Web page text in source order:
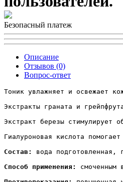
Безопасный платеж
Описание
Отзывов (0)
Вопрос-ответ
Тоник увлажняет и освежает
Экстракты граната и
Экстракт березы стимулирует
Гиалуроновая кислота
Состав:
вода подготовленная,
Способ применения:
смоченным